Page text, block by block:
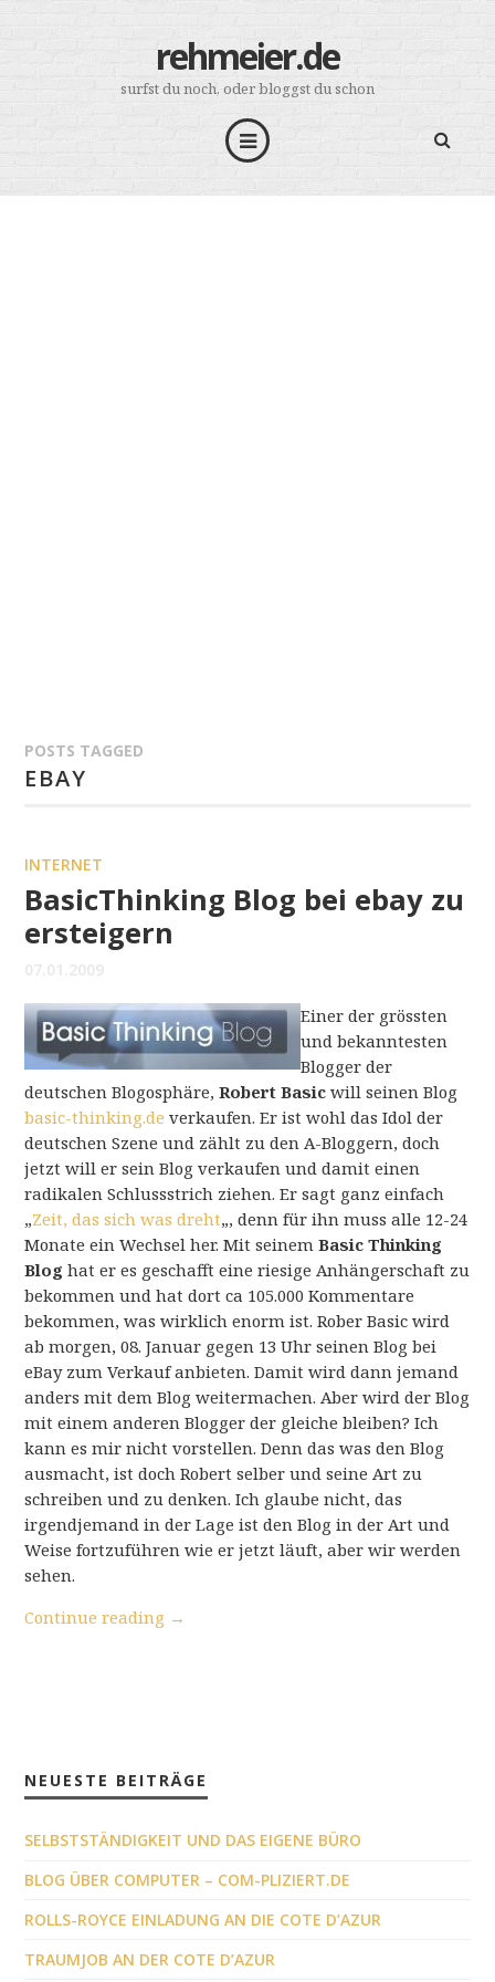
rehmeier.de
surfst du noch, oder bloggst du schon
POSTS TAGGED
EBAY
INTERNET
BasicThinking Blog bei ebay zu
ersteigern
07.01.2009
Einer der grössten
und bekanntesten
Blogger der
deutschen Blogosphäre,Robert Basic will seinen Blog
basic-thinking.de verkaufen. Er ist wohl das Idol der
deutschen Szene und zählt zu den A-Bloggern, doch
jetzt will er sein Blog verkaufen und damit einen
radikalen Schlussstrich ziehen. Er sagt ganz einfach
„Zeit, das sich was dreht„, denn für ihn muss alle 12-24
Monate ein Wechsel her. Mit seinemBasic Thinking
Blog hat er es geschafft eine riesige Anhängerschaft zu
bekommen und hat dort ca 105.000 Kommentare
bekommen, was wirklich enorm ist. Rober Basic wird
ab morgen, 08. Januar gegen 13 Uhr seinen Blog bei
eBay zum Verkauf anbieten. Damit wird dann jemand
anders mit dem Blog weitermachen. Aber wird der Blog
mit einem anderen Blogger der gleiche bleiben? Ich
kann es mir nicht vorstellen. Denn das was den Blog
ausmacht, ist doch Robert selber und seine Art zu
schreiben und zu denken. Ich glaube nicht, das
irgendjemand in der Lage ist den Blog in der Art und
Weise fortzuführen wie er jetzt läuft, aber wir werden
sehen.
Continue reading →
NEUESTE BEITRÄGE
SELBSTSTÄNDIGKEIT UND DAS EIGENE BÜRO
BLOG ÜBER COMPUTER – COM-PLIZIERT.DE
ROLLS-ROYCE EINLADUNG AN DIE COTE D’AZUR
TRAUMJOB AN DER COTE D’AZUR